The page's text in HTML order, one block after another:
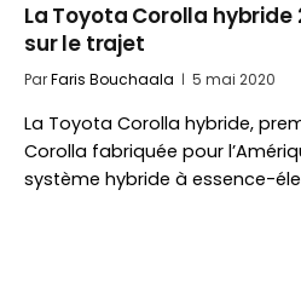
La Toyota Corolla hybride
sur le trajet
ParFaris Bouchaala 5 mai 2020
La Toyota Corolla hybride,
Corolla fabriquée pour
système hybride à essence-